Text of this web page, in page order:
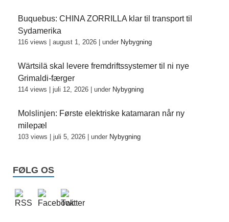
Buquebus: CHINA ZORRILLA klar til transport til
Sydamerika
116 views august 1, 2026 under Nybygning
Wärtsilä skal levere fremdriftssystemer til ni nye
Grimaldi-færger
114 views juli 12, 2026 under Nybygning
Molslinjen: Første elektriske katamaran når ny
milepæl
103 views juli 5, 2026 under Nybygning
FØLG OS